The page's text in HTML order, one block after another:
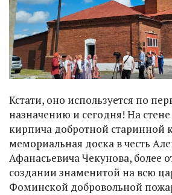
Кстати, оно используется по
назначению и сегодня! На
кирпича добротной старинной
мемориальная доска в честь
Афанасьевича Чекунова, более
создании знаменитой на всю
Фоминской добровольной